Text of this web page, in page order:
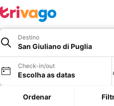
Destino
San Giuliano di Puglia
Check-in/out
Escolha as datas
Ordenar